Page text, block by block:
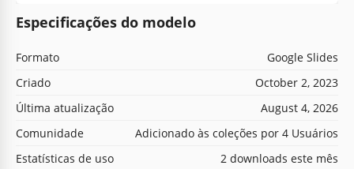
Especificações do modelo
Formato
Google Slides
Criado
October 2, 2023
Última atualização
August 4, 2026
Comunidade
Adicionado às coleções por 4 Usuários
Estatísticas de uso
2 downloads este mês